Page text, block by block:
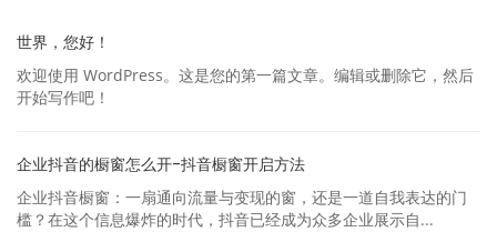
世界，您好！
欢迎使用 WordPress。这是您的第一篇文章。编辑或删除它，然后
开始写作吧！
企业抖音的橱窗怎么开-抖音橱窗开启方法
企业抖音橱窗：一扇通向流量与变现的窗，还是一道自我表达的门
槛？在这个信息爆炸的时代，抖音已经成为众多企业展示自...